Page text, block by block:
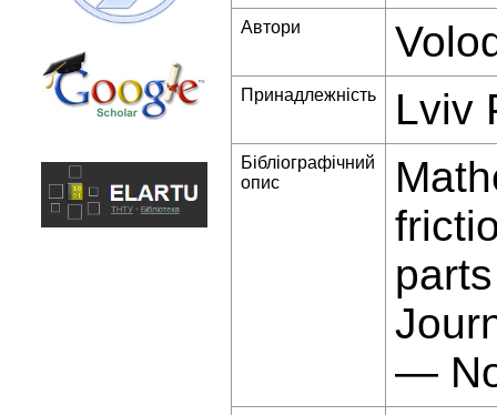
Автори
Принадлежність Lviv
Бібліографічний
опис
—